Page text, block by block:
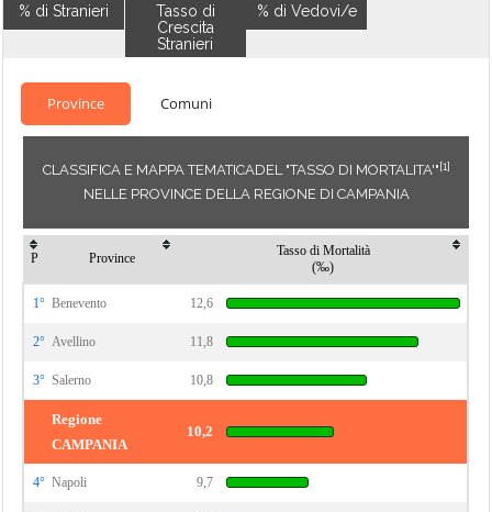
% di Stranieri
Tasso di
Crescita
Stranieri
% di Vedovi/e
Province Comuni
CLASSIFICA E MAPPA TEMATICADEL "TASSO DI MORTALITA'"[1]
NELLE PROVINCE DELLA REGIONE DI CAMPANIA
P Province
Tasso di Mortalità
(‰)
1° Benevento 12,6
2° Avellino 11,8
3° Salerno 10,8
Regione
CAMPANIA
10,2
4° Napoli 9,7